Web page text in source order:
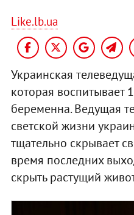
Like.lb.ua
Украинская
которая воспитывает
беременна. Ведущая
светской жизни
тщательно скрывает
время последних
скрыть растущий